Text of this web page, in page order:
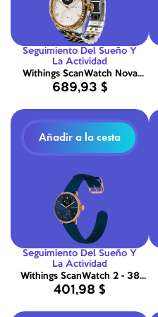
Seguimiento Del Sueño Y
La Actividad
Withings ScanWatch Nova
Brilliant - Oro
689,93 $
Añadir a la cesta
Seguimiento Del Sueño Y
La Actividad
Withings ScanWatch 2 - 38
mm Azul
401,98 $